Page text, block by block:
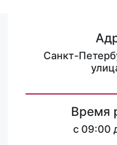
Санкт-
Время
c 09:00